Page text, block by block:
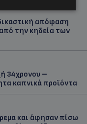
απόφαση
την κηδεία των
34χρονου –
καπνικά προϊόντα
και άφησαν πίσω